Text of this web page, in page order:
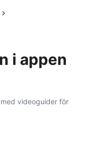
i appen
videoguider för